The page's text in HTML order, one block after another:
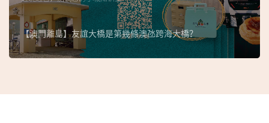
【澳門離島】友誼大橋是第幾條澳氹跨海大橋？